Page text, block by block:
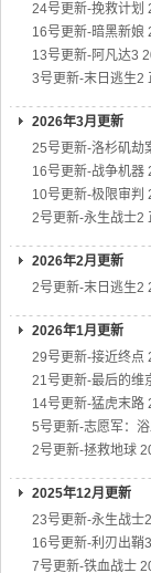
24号更新-挽救计划
16号更新-暗黑新娘
13号更新-阿凡达3
3号更新-末日逃生2
2026年3月更新
25号更新-洛杉矶劫
16号更新-战争机器
10号更新-极限审判
2号更新-永生战士2
2026年2月更新
2号更新-末日逃生2
2026年1月更新
29号更新-接近终点
21号更新-最后的维
14号更新-猛虎末路
5号更新-志愿军：
2号更新-拯救地球
2025年12月更新
23号更新-永生战士
16号更新-利刃出鞘
7号更新-铁血战士